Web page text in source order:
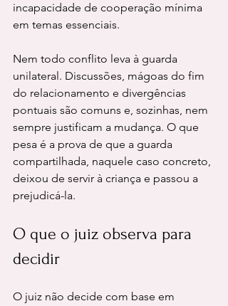
incapacidade de cooperação mínima
em temas essenciais.
Nem todo conflito leva à guarda
unilateral. Discussões, mágoas do fim
do relacionamento e divergências
pontuais são comuns e, sozinhas, nem
sempre justificam a mudança. O que
pesa é a prova de que a guarda
compartilhada, naquele caso concreto,
deixou de servir à criança e passou a
prejudicá-la.
O que o juiz observa para
decidir
O juiz não decide com base em